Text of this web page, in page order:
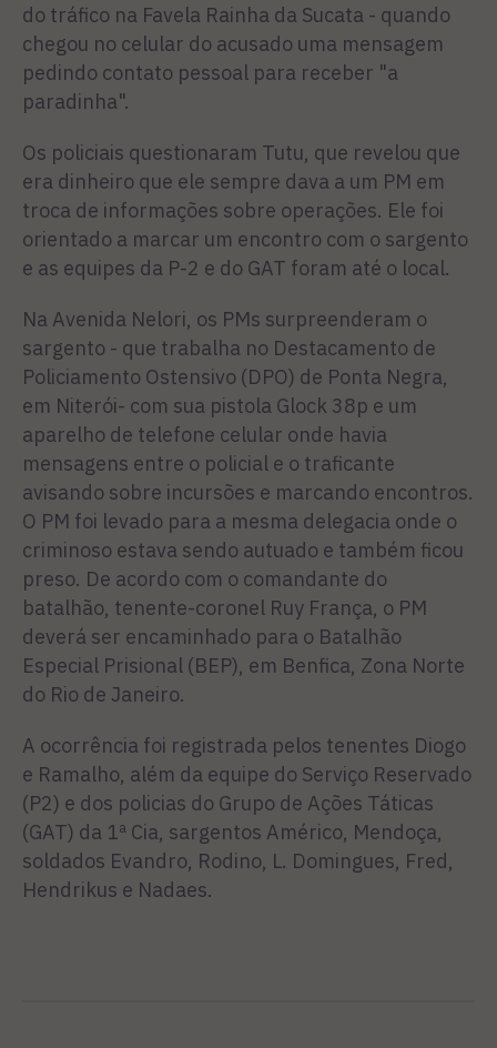
do tráfico na Favela Rainha da Sucata - quando
chegou no celular do acusado uma mensagem
pedindo contato pessoal para receber "a
paradinha".
Os policiais questionaram Tutu, que revelou que
era dinheiro que ele sempre dava a um PM em
troca de informações sobre operações. Ele foi
orientado a marcar um encontro com o sargento
e as equipes da P-2 e do GAT foram até o local.
Na Avenida Nelori, os PMs surpreenderam o
sargento - que trabalha no Destacamento de
Policiamento Ostensivo (DPO) de Ponta Negra,
em Niterói- com sua pistola Glock 38p e um
aparelho de telefone celular onde havia
mensagens entre o policial e o traficante
avisando sobre incursões e marcando encontros.
O PM foi levado para a mesma delegacia onde o
criminoso estava sendo autuado e também ficou
preso. De acordo com o comandante do
batalhão, tenente-coronel Ruy França, o PM
deverá ser encaminhado para o Batalhão
Especial Prisional (BEP), em Benfica, Zona Norte
do Rio de Janeiro.
A ocorrência foi registrada pelos tenentes Diogo
e Ramalho, além da equipe do Serviço Reservado
(P2) e dos policias do Grupo de Ações Táticas
(GAT) da 1ª Cia, sargentos Américo, Mendoça,
soldados Evandro, Rodino, L. Domingues, Fred,
Hendrikus e Nadaes.